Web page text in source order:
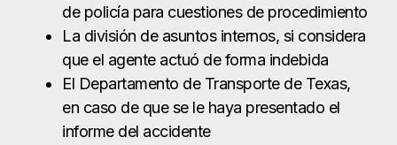
de policía para cuestiones de procedimiento
La división de asuntos internos, si considera
que el agente actuó de forma indebida
El Departamento de Transporte de Texas,
en caso de que se le haya presentado el
informe del accidente